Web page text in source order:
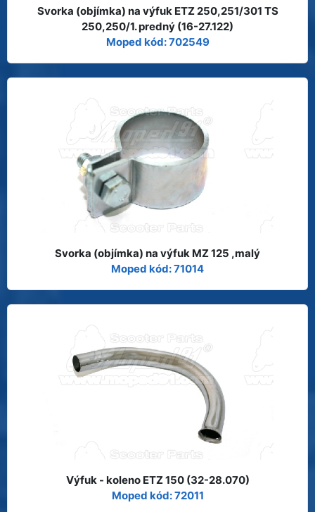
Svorka (objímka) na výfuk ETZ 250,251/301 TS
250,250/1. predný (16-27.122)
Moped kód: 702549
Svorka (objímka) na výfuk MZ 125 ,malý
Moped kód: 71014
Výfuk - koleno ETZ 150 (32-28.070)
Moped kód: 72011